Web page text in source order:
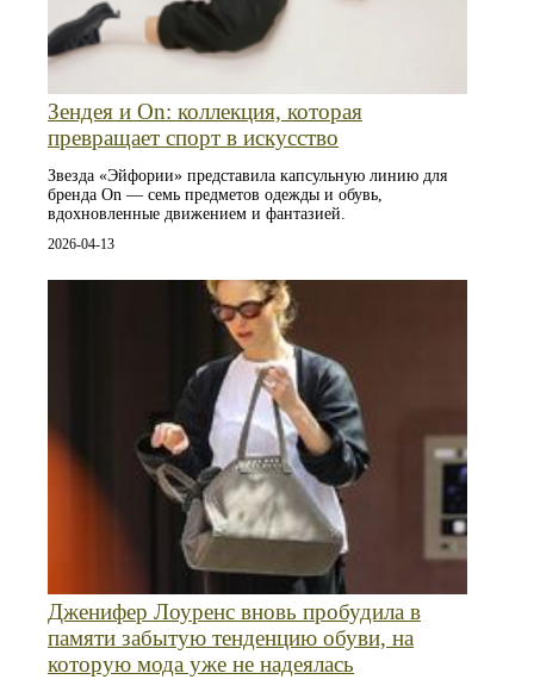
Зендея и On: коллекция, которая
превращает спорт в искусство
Звезда «Эйфории» представила капсульную линию для
бренда On — семь предметов одежды и обувь,
вдохновленные движением и фантазией.
2026-04-13
Дженифер Лоуренс вновь пробудила в
памяти забытую тенденцию обуви, на
которую мода уже не надеялась